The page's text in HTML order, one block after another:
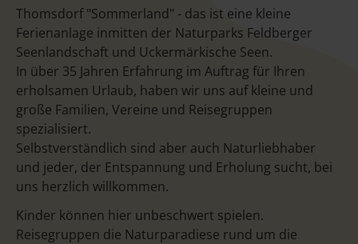
Thomsdorf "Sommerland" - das ist eine kleine
Ferienanlage inmitten der Naturparks Feldberger
Seenlandschaft und Uckermärkische Seen.
In über 35 Jahren Erfahrung im Auftrag für Ihren
erholsamen Urlaub, haben wir uns auf kleine und
große Familien, Vereine und Reisegruppen
spezialisiert.
Selbstverständlich sind aber auch Naturliebhaber
und jeder, der Entspannung und Erholung sucht, bei
uns herzlich willkommen.
Kinder können hier unbeschwert spielen.
Reisegruppen die Naturparadiese rund um die